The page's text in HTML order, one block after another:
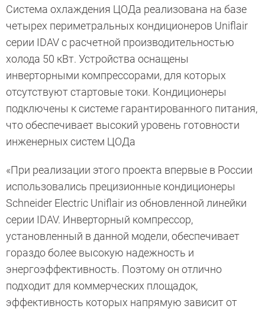
Система охлаждения ЦОДа реализована на базе
четырех периметральных кондиционеров Uniflair
серии IDAV с расчетной производительностью
холода 50 кВт. Устройства оснащены
инверторными компрессорами, для которых
отсутствуют стартовые токи. Кондиционеры
подключены к системе гарантированного питания,
что обеспечивает высокий уровень готовности
инженерных систем ЦОДа
«При реализации этого проекта впервые в России
использовались прецизионные кондиционеры
Schneider Electric Uniflair из обновленной линейки
серии IDAV. Инверторный компрессор,
установленный в данной модели, обеспечивает
гораздо более высокую надежность и
энергоэффективность. Поэтому он отлично
подходит для коммерческих площадок,
эффективность которых напрямую зависит от